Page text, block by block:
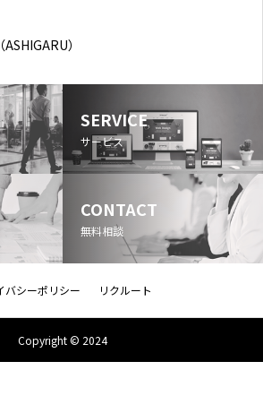
）
SERVICE
サービス
CONTACT
無料相談
バシーポリシー リクルート
Copyright © 2024